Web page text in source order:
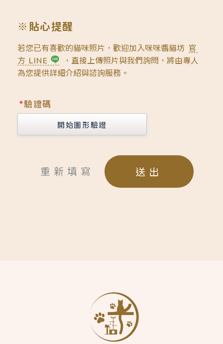
※貼心提醒
若您已有喜歡的貓咪照片，歡迎加入咪咪醬貓坊 官
方 LINE
，直接上傳照片與我們詢問，將由專人
為您提供詳細介紹與諮詢服務。
*驗證碼
開始圖形驗證